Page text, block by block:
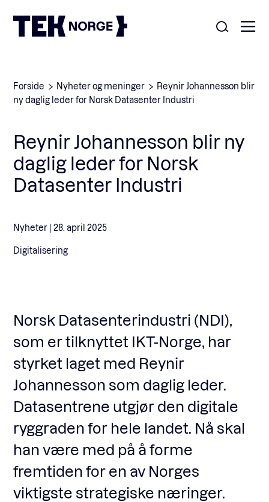
Om oss
Medlemskap
Nyheter
Møteplasser
Kontakt
English
POPULÆRE SØK:
Våre viktigste saker
Medlemskap
Arrangementer
Nyheter og meninger
Rapporter
Forside Nyheter og meninger
Reynir Johannesson blir
ny daglig leder for Norsk Datasenter Industri
Reynir Johannesson blir ny
daglig leder for Norsk
Datasenter Industri
Nyheter | 28. april 2025
Digitalisering
Norsk Datasenterindustri (NDI),
som er tilknyttet IKT-Norge, har
styrket laget med Reynir
Johannesson som daglig leder.
Datasentrene utgjør den digitale
ryggraden for hele landet. Nå skal
han være med på å forme
fremtiden for en av Norges
viktigste strategiske næringer.